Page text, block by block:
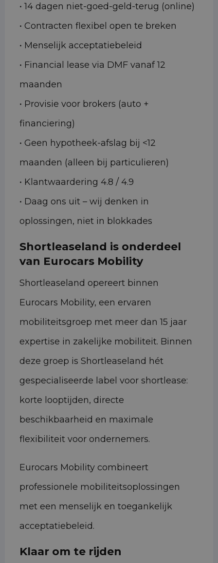
• 14 dagen niet-goed-geld-terug (online)
• Contracten flexibel open te breken
• Menselijk acceptatiebeleid
• Financial lease via DMF vanaf 12
maanden
• Provisie voor brokers (auto +
financiering)
• Geen hypotheek-afslag bij <12
maanden (alleen bij particulieren)
• Klantwaardering 4.8 / 4.9
• Daag ons uit – wij denken in
oplossingen, niet in blokkades
Shortleaseland is onderdeel
van Eurocars Mobility
Shortleaseland opereert binnen
Eurocars Mobility, een ervaren
mobiliteitsgroep met meer dan 15 jaar
expertise in zakelijke mobiliteit. Binnen
deze groep is Shortleaseland hét
gespecialiseerde label voor shortlease:
korte looptijden, directe
beschikbaarheid en maximale
flexibiliteit voor ondernemers.
Eurocars Mobility combineert
professionele mobiliteitsoplossingen
met een menselijk en toegankelijk
acceptatiebeleid.
Klaar om te rijden